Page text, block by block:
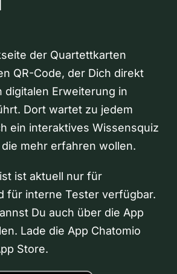
der Quartettkarten
QR-Code, der Dich direkt
digitalen Erweiterung in
Dort wartet zu jedem
ein interaktives Wissensquiz
mehr erfahren wollen.
ist aktuell nur für
für interne Tester verfügbar.
Du auch über die App
Lade die App Chatomio
Store.